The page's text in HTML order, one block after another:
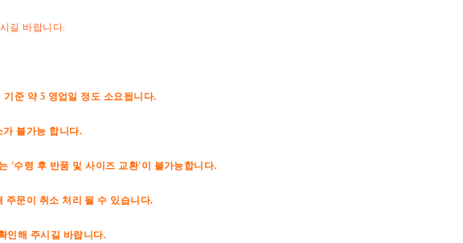
길 바랍니다.
준 약 5 영업일 정도 소요됩니다.
불가능 합니다.
'수령 후 반품 및 사이즈 교환'이 불가능합니다.
주문이 취소 처리 될 수 있습니다.
인해 주시길 바랍니다.